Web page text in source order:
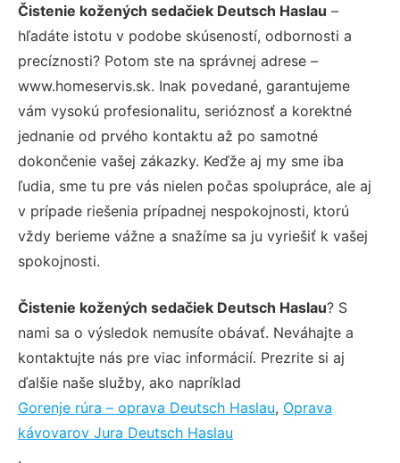
Čistenie kožených sedačiek Deutsch Haslau –
hľadáte istotu v podobe skúseností, odbornosti a
precíznosti? Potom ste na správnej adrese –
www.homeservis.sk. Inak povedané, garantujeme
vám vysokú profesionalitu, serióznosť a korektné
jednanie od prvého kontaktu až po samotné
dokončenie vašej zákazky. Keďže aj my sme iba
ľudia, sme tu pre vás nielen počas spolupráce, ale aj
v prípade riešenia prípadnej nespokojnosti, ktorú
vždy berieme vážne a snažíme sa ju vyriešiť k vašej
spokojnosti.
Čistenie kožených sedačiek Deutsch Haslau? S
nami sa o výsledok nemusíte obávať. Neváhajte a
kontaktujte nás pre viac informácií. Prezrite si aj
ďalšie naše služby, ako napríklad
Gorenje rúra – oprava Deutsch Haslau, Oprava
kávovarov Jura Deutsch Haslau
.